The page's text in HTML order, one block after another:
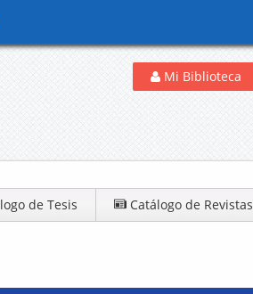
Mi Biblioteca
de Tesis Catálogo de Revistas